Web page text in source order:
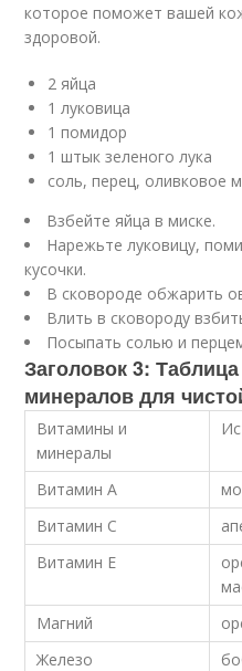
которое поможет вашей
здоровой.
2 яйца
1 луковица
1 помидор
1 штык зеленого лука
соль, перец, оливковое
Взбейте яйца в миске.
Нарежьте луковицу,
кусочки.
В сковороде обжарить
Влить в сковороду
Посыпать солью и
Заголовок 3:
минералов для
Витамины и
минералы
Витамин A
Витамин C
Витамин E
Магний
Железо